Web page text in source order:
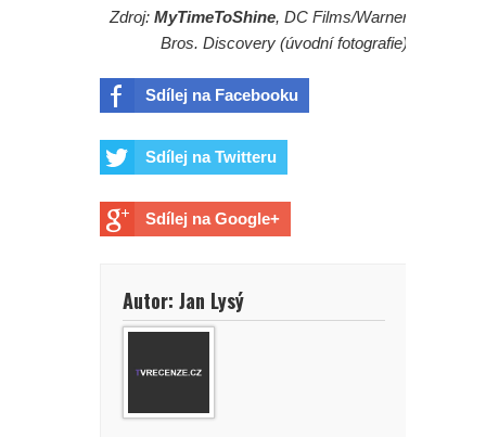
to vypadá s budoucností postavy,
kterou ztvárnila Sadie Sink?
mohl být Dave Bautista.
Přeobsazovat se ale bude i další
Marvel prý chce omezovat
Zdroj: MyTimeToShine, DC Films/Warner
Bros. Discovery (úvodní fotografie)
Sdílej na Facebooku
Sdílej na Twitteru
Sdílej na Google+
Autor: Jan Lysý